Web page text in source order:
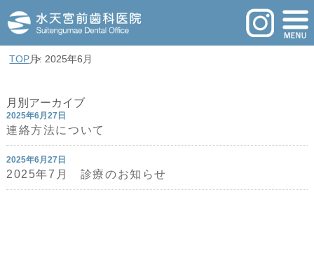
TOP月: 2025年6月
月別アーカイブ
2025年6月27日
連絡方法について
2025年6月27日
2025年7月 診療のお知らせ